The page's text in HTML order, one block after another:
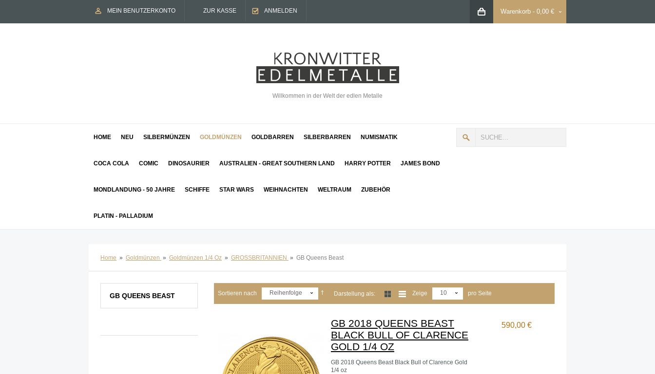
MEIN BENUTZERKONTO ZUR KASSE ANMELDEN Warenkorb - 0,00 €
Willkommen in der Welt der edlen Metalle
HOME NEU SILBERMÜNZEN GOLDMÜNZEN GOLDBARREN SILBERBARREN NUMISMATIK
COCA COLA COMIC DINOSAURIER AUSTRALIEN - GREAT SOUTHERN LAND HARRY POTTER JAMES BOND
MONDLANDUNG - 50 JAHRE SCHIFFE STAR WARS WEIHNACHTEN WELTRAUM ZUBEHÖR
PLATIN - PALLADIUM
Home » Goldmünzen » Goldmünzen 1/4 Oz » GROSSBRITANNIEN » GB Queens Beast
Sortieren nach Reihenfolge Darstellung als: Zeige 10 pro Seite
GB 2018 QUEENS BEAST
BLACK BULL OF CLARENCE
GOLD 1/4 OZ
GB 2018 Queens Beast Black Bull of Clarence Gold
1/4 oz
590,00 €
GB QUEENS BEAST